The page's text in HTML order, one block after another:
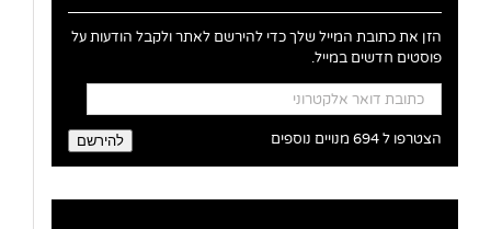
הזן את כתובת המייל שלך כדי להירשם לאתר ולקבל הודעות על
פוסטים חדשים במייל.
כתובת
דואר
אלקטרוני
להירשם הצטרפו ל 694 מנויים נוספים